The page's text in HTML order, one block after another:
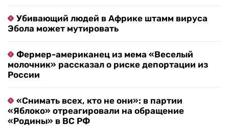
Убивающий людей в Африке штамм вируса
Эбола может мутировать
Фермер-американец из мема «Веселый
молочник» рассказал о риске депортации из
России
«Снимать всех, кто не они»: в партии
«Яблоко» отреагировали на обращение
«Родины» в ВС РФ